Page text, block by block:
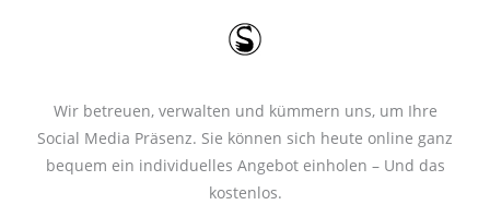
Wir betreuen, verwalten und kümmern uns, um Ihre
Social Media Präsenz. Sie können sich heute online ganz
bequem ein individuelles Angebot einholen – Und das
kostenlos.